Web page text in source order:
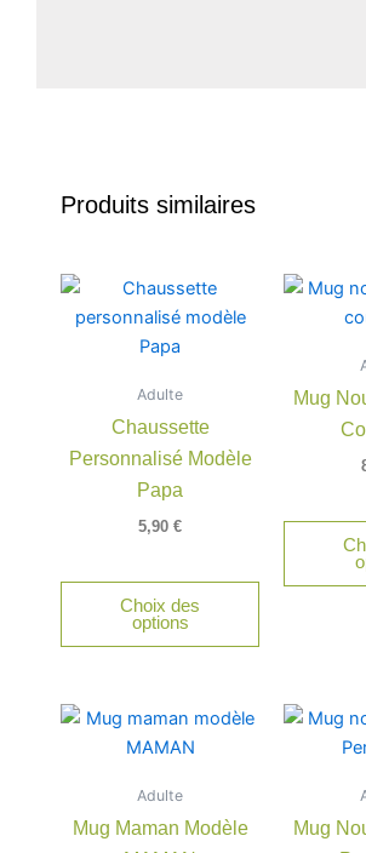
Produits similaires
Adulte
Chaussette
Personnalisé Modèle
Papa
5,90 €
Choix des
options
variations.
être
sur
Mug
Adulte
Mug Maman Modèle
Mug